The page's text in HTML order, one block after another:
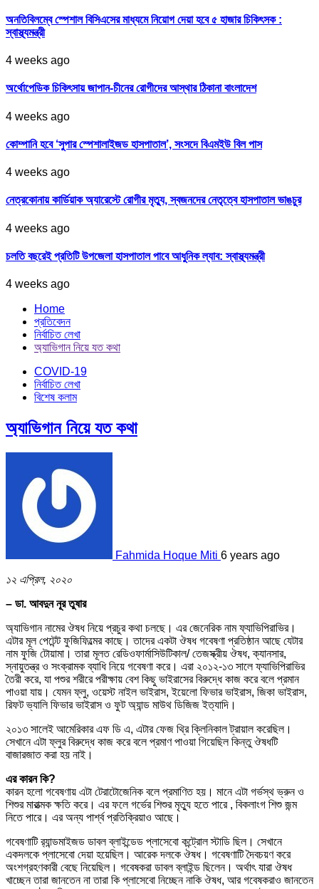
অনতিবিলম্বে স্পেশাল বিসিএসের মাধ্যমে নিয়োগ দেয়া হবে ৫ হাজার চিকিৎসক :
স্বাস্থ্যমন্ত্রী
4 weeks ago
অর্থোপেডিক চিকিৎসায় জাপান-চীনের রোগীদের আস্থার ঠিকানা বাংলাদেশ
4 weeks ago
কোম্পানি হবে ‘সুপার স্পেশালাইজড হাসপাতাল’, সংসদে বিএমইউ বিল পাস
4 weeks ago
নেত্রকোনায় কার্ডিয়াক অ্যারেস্টে রোগীর মৃত্যু, স্বজনদের নেতৃত্বে হাসপাতাল ভাঙচুর
4 weeks ago
চলতি বছরেই প্রতিটি উপজেলা হাসপাতাল পাবে আধুনিক ল্যাব: স্বাস্থ্যমন্ত্রী
4 weeks ago
Home
প্রতিবেদন
নির্বাচিত লেখা
অ্যাভিগান নিয়ে যত কথা
COVID-19
নির্বাচিত লেখা
বিশেষ কলাম
অ্যাভিগান নিয়ে যত কথা
Fahmida Hoque Miti 6 years ago
১২ এপ্রিল, ২০২০
– ডা. আবদুন নূর তুষার
অ্যাভিগান নামের ঔষধ নিয়ে প্রচুর কথা চলছে। এর জেনেরিক নাম ফ্যাভিপিরাভির।
এটার মূল পেটেন্ট ফুজিফিল্মের কাছে। তাদের একটা ঔষধ গবেষণা প্রতিষ্ঠান আছে যেটার
নাম ফুজি টোয়ামা। তারা মূলত রেডিওফার্মাসিউটিকাল/ তেজস্ক্রীয় ঔষধ, ক্যানসার,
স্নায়ুতন্ত্র ও সংক্রামক ব্যাধি নিয়ে গবেষণা করে। এরা ২০১২-১৩ সালে ফ্যাভিপিরাভির
তৈরী করে, যা পশুর শরীরে পরীক্ষায় বেশ কিছু ভাইরাসের বিরুদ্ধে কাজ করে বলে প্রমান
পাওয়া যায়। যেমন ফ্লু, ওয়েস্ট নাইল ভাইরাস, ইয়েলো ফিভার ভাইরাস, জিকা ভাইরাস,
রিফট ভ্যালি ফিভার ভাইরাস ও ফুট অ্যান্ড মাউথ ডিজিজ ইত্যাদি।
২০১৩ সালেই আমেরিকার এফ ডি এ, এটার ফেজ থ্রি ক্লিনিকাল ট্রায়াল করেছিল।
সেখানে এটা ফ্লুর বিরুদ্ধে কাজ করে বলে প্রমাণ পাওয়া গিয়েছিল কিন্তু ঔষধটি
বাজারজাত করা হয় নাই।
এর কারন কি?
কারন হলো গবেষণায় এটা টেরাটোজেনিক বলে প্রমাণিত হয়। মানে এটা গর্ভস্থ ভ্রুন ও
শিশুর মারাত্মক ক্ষতি করে। এর ফলে গর্ভের শিশুর মৃত্যু হতে পারে , বিকলাংগ শিশু জন্ম
নিতে পারে। এর অন্য পার্শ্ব প্রতিক্রিয়াও আছে।
গবেষণাটি র‌্যান্ডমাইজড ডাবল ব্লাইন্ডেড প্লাসেবো কন্ট্রোল স্টাডি ছিল। সেখানে
একদলকে প্লাসেবো দেয়া হয়েছিল। আরেক দলকে ঔষধ। গবেষণাটি দৈবচয়ণ করে
অংশগ্রহণকারী বেছে নিয়েছিল। গবেষকরা ডাবল ব্লাইন্ড ছিলেন। অর্থাৎ যারা ঔষধ
খাচ্ছেন তারা জানতেন না তারা কি প্লাসেবো নিচ্ছেন নাকি ঔষধ, আর গবেষকরাও জানতেন